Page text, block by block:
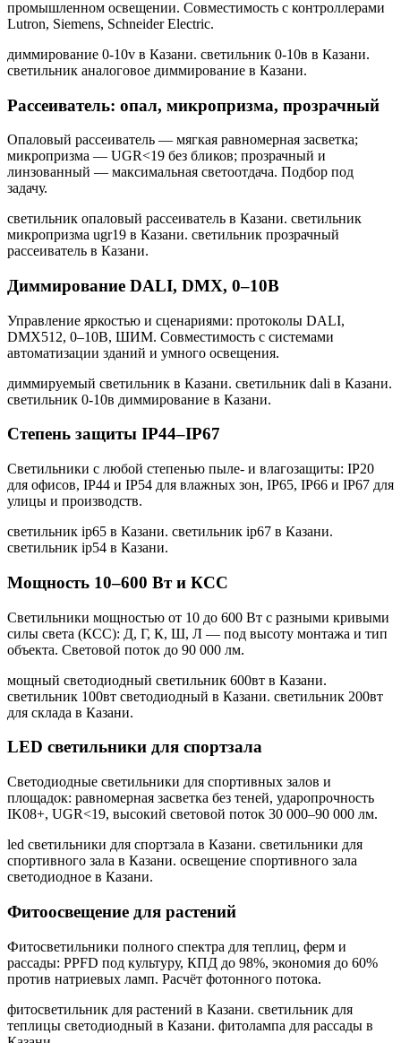
промышленном освещении. Совместимость с контроллерами
Lutron, Siemens, Schneider Electric.
диммирование 0-10v в Казани. светильник 0-10в в Казани.
светильник аналоговое диммирование в Казани.
Рассеиватель: опал, микропризма, прозрачный
Опаловый рассеиватель — мягкая равномерная засветка;
микропризма — UGR<19 без бликов; прозрачный и
линзованный — максимальная светоотдача. Подбор под
задачу.
светильник опаловый рассеиватель в Казани. светильник
микропризма ugr19 в Казани. светильник прозрачный
рассеиватель в Казани.
Диммирование DALI, DMX, 0–10В
Управление яркостью и сценариями: протоколы DALI,
DMX512, 0–10В, ШИМ. Совместимость с системами
автоматизации зданий и умного освещения.
диммируемый светильник в Казани. светильник dali в Казани.
светильник 0-10в диммирование в Казани.
Степень защиты IP44–IP67
Светильники с любой степенью пыле- и влагозащиты: IP20
для офисов, IP44 и IP54 для влажных зон, IP65, IP66 и IP67 для
улицы и производств.
светильник ip65 в Казани. светильник ip67 в Казани.
светильник ip54 в Казани.
Мощность 10–600 Вт и КСС
Светильники мощностью от 10 до 600 Вт с разными кривыми
силы света (КСС): Д, Г, К, Ш, Л — под высоту монтажа и тип
объекта. Световой поток до 90 000 лм.
мощный светодиодный светильник 600вт в Казани.
светильник 100вт светодиодный в Казани. светильник 200вт
для склада в Казани.
LED светильники для спортзала
Светодиодные светильники для спортивных залов и
площадок: равномерная засветка без теней, ударопрочность
IK08+, UGR<19, высокий световой поток 30 000–90 000 лм.
led светильники для спортзала в Казани. светильники для
спортивного зала в Казани. освещение спортивного зала
светодиодное в Казани.
Фитоосвещение для растений
Фитосветильники полного спектра для теплиц, ферм и
рассады: PPFD под культуру, КПД до 98%, экономия до 60%
против натриевых ламп. Расчёт фотонного потока.
фитосветильник для растений в Казани. светильник для
теплицы светодиодный в Казани. фитолампа для рассады в